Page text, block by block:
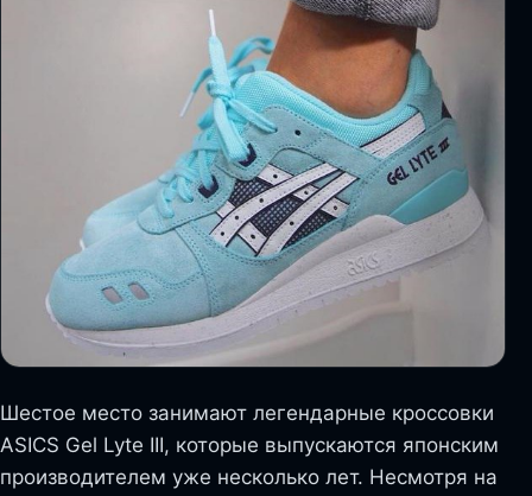
Шестое место занимают легендарные кроссовки
ASICS Gel Lyte III, которые выпускаются японским
производителем уже несколько лет. Несмотря на